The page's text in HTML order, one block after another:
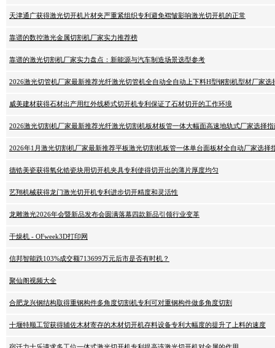
天津通广获得激光切开机片材夹严重紧组织专利避免褶皱影响激光切开机的正常
靠谱的数控激光金属切割机厂家实力推荐榜
靠谱的激光切割机厂家实力盘点：新能源与汽车制造场景选型参考
2026激光切管机厂家最新推荐光纤激光切管机全自动全自动上下料H型钢割机型材厂家选
威美建材获得石材出产用红外线桥式切开机专利保证了石材切开的工作环境
2026激光切割机厂家最新推荐光纤激光切割机板材板管一体大幅面高速地轨式厂家选择指
2026年1月激光切割机厂家最新推荐平板激光切割机板管一体单台面板材全自动厂家选择
德锆美瓷获得氧化锆瓷块用切开机夹具专利使得切开出的薄片厚度均匀
艺翔机械获得龙门激光切开机专利进步切开精度和灵活性
龙雕激光2026年会暨新品发布会圆满落幕四款新品引领行业变革
干燥机 - OFweek3D打印网
信邦智能跌103%成交额713699万元后市是否有时机？
聚仙阁视频大全
合肥龙兴钢结构取得重钢构件多角度切割机专利可对重钢构件做多角度切割
十堰特顺工贸获得辅佐木材寄存的木材切开机存料设备专利大幅度的提升了上料的速度